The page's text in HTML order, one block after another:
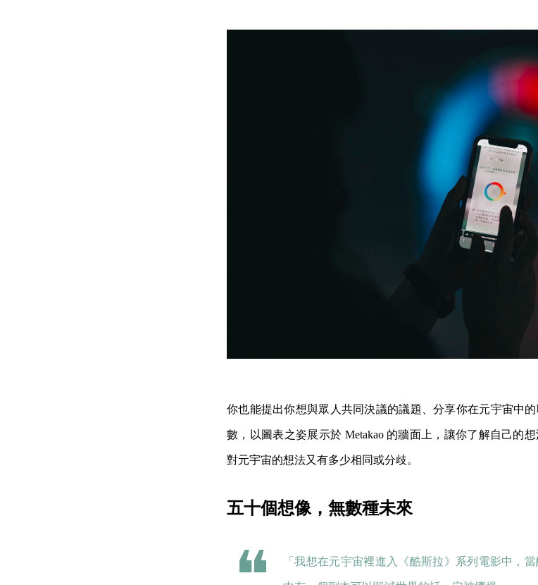
你也能提出你想與眾人共同決議的議題、分享你在元宇宙中
數，以圖表之姿展示於 Metakao 的牆面上，讓你了解自己的
對元宇宙的想法又有多少相同或分歧。
五十個想像，無數種未來
「我想在元宇宙裡進入《酷斯拉》系列電影中，